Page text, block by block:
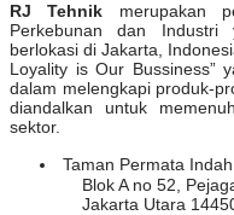
RJ Tehnik merupakan
Perkebunan dan
berlokasi di Jakarta,
Loyality is Our Bussiness”
dalam melengkapi produk-
diandalkan untuk
sektor.
Taman Permata
Blok A no 52,
Jakarta Utara